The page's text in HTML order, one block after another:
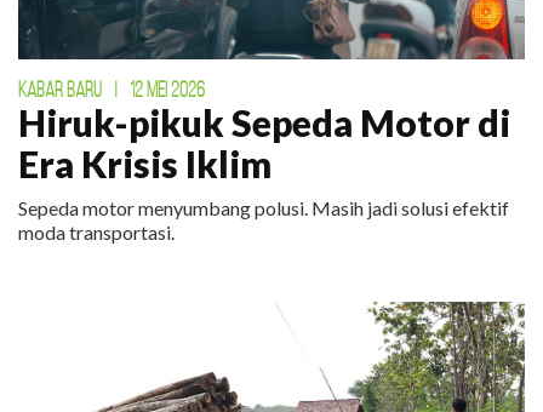
KABAR BARU 12 MEI 2026
Hiruk-pikuk Sepeda Motor di
Era Krisis Iklim
Sepeda motor menyumbang polusi. Masih jadi solusi efektif
moda transportasi.